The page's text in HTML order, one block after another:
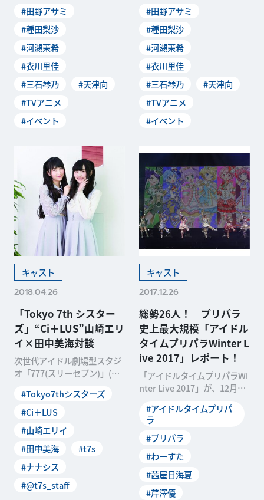
#田野アサミ
#種田梨沙
#河瀬茉希
#衣川里佳
#三石琴乃
#天津向
#TVアニメ
#イベント
#田野アサミ
#種田梨沙
#河瀬茉希
#衣川里佳
#三石琴乃
#天津向
#TVアニメ
#イベント
キャスト
2018.04.26
「Tokyo 7th シスター
ズ」“Ci＋LUS”山崎エリ
イ×田中美海対談
次世代アイドル劇場型スタジ
オ「777(スリーセブン)」(※
ドル、ナナスタ
#Tokyo7thシスターズ
#Ci＋LUS
#山崎エリイ
#田中美海
#t7s
#ナナシス
#@t7s_staff
キャスト
2017.12.26
総勢26人！ プリパラ
史上最大規模「アイドル
タイムプリパラWinter L
ive 2017」レポート！
「アイドルタイムプリパラWi
nter Live 2017」が、12月10
#アイドルタイムプリパ
ラ
#プリパラ
#わーすた
#茜屋日海夏
#芹澤優